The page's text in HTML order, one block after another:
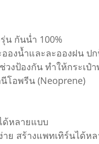
น กันน่ำ 100%
อองน้ำและละอองฝน
งป้องกัน ทำให้กระเป๋
โอพรีน (Neoprene)
ด้หลายแบบ
ย สร้างแพทเทิร์นได้